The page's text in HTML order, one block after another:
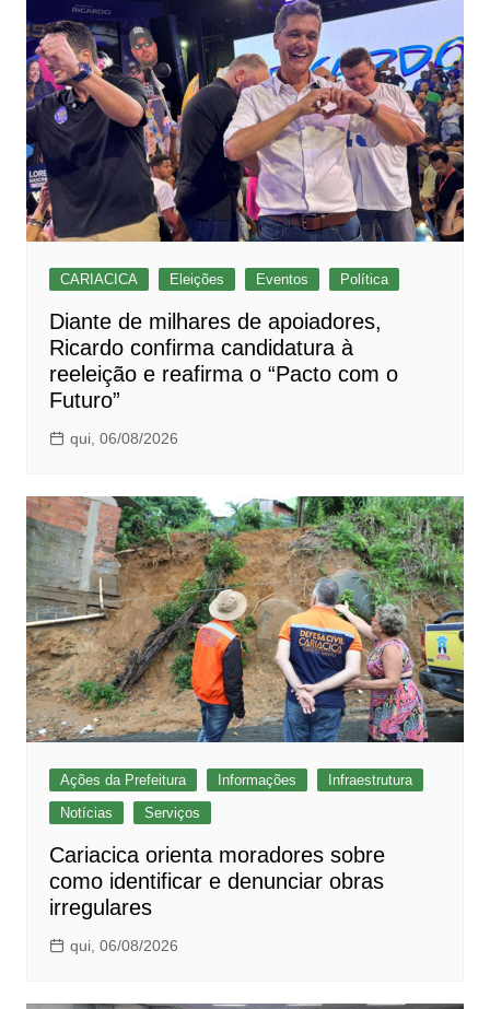
CARIACICA Eleições Eventos Política
Diante de milhares de apoiadores,
Ricardo confirma candidatura à
reeleição e reafirma o “Pacto com o
Futuro”
qui, 06/08/2026
Ações da Prefeitura Informações
Infraestrutura
Notícias
Serviços
Cariacica orienta moradores sobre
como identificar e denunciar obras
irregulares
qui, 06/08/2026